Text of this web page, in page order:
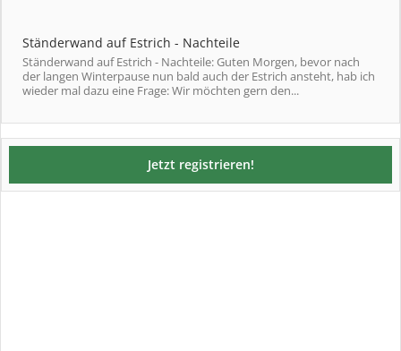
Ständerwand auf Estrich - Nachteile
Ständerwand auf Estrich - Nachteile: Guten Morgen, bevor nach
der langen Winterpause nun bald auch der Estrich ansteht, hab ich
wieder mal dazu eine Frage: Wir möchten gern den...
Jetzt registrieren!